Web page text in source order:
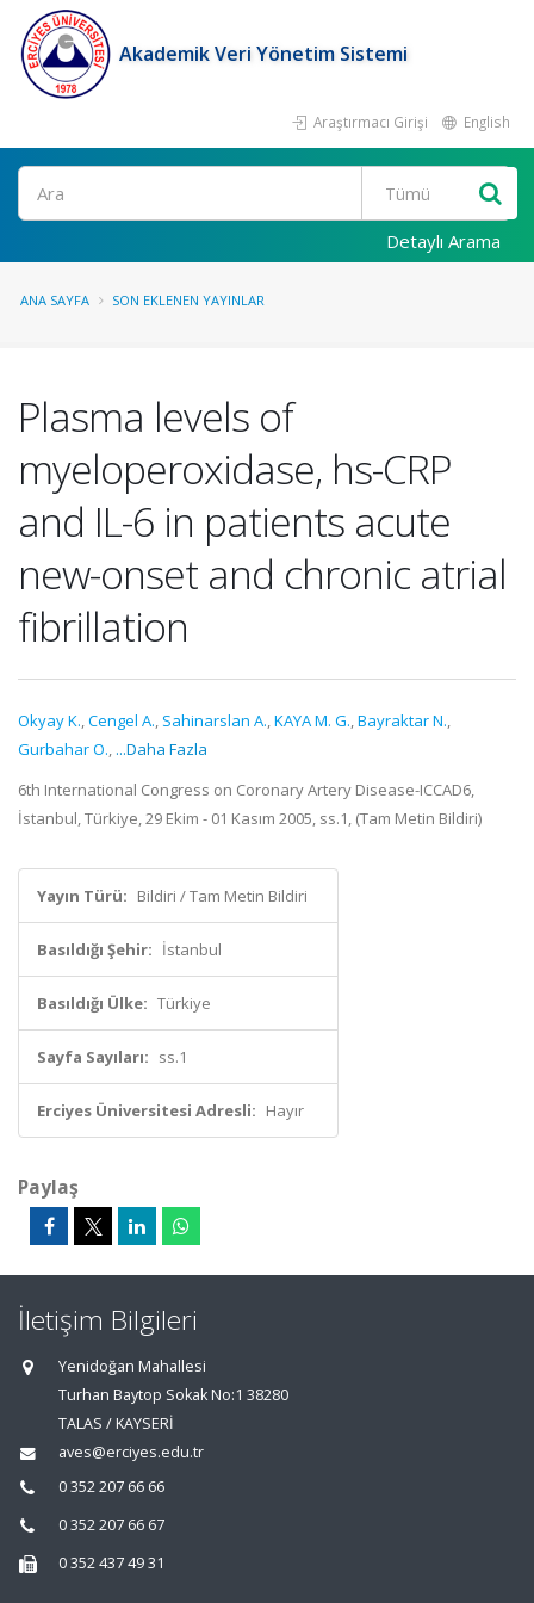
Akademik Veri Yönetim Sistemi
Araştırmacı Girişi English
Ara
Detaylı Arama
ANA SAYFA SON EKLENEN YAYINLAR
Plasma levels of
myeloperoxidase, hs-CRP
and IL-6 in patients acute
new-onset and chronic atrial
fibrillation
Okyay K.,Cengel A., Sahinarslan A.,KAYA M. G.,Bayraktar N.,
Gurbahar O., ...Daha Fazla
6th International Congress on Coronary Artery Disease-ICCAD6,
İstanbul, Türkiye, 29 Ekim - 01 Kasım 2005, ss.1, (Tam Metin Bildiri)
Yayın Türü: Bildiri / Tam Metin Bildiri
Basıldığı Şehir: İstanbul
Basıldığı Ülke: Türkiye
Sayfa Sayıları: ss.1
Erciyes Üniversitesi Adresli: Hayır
Paylaş
İletişim Bilgileri
Yenidoğan Mahallesi
Turhan Baytop Sokak No:1 38280
TALAS / KAYSERİ
aves@erciyes.edu.tr
0 352 207 66 66
0 352 207 66 67
0 352 437 49 31